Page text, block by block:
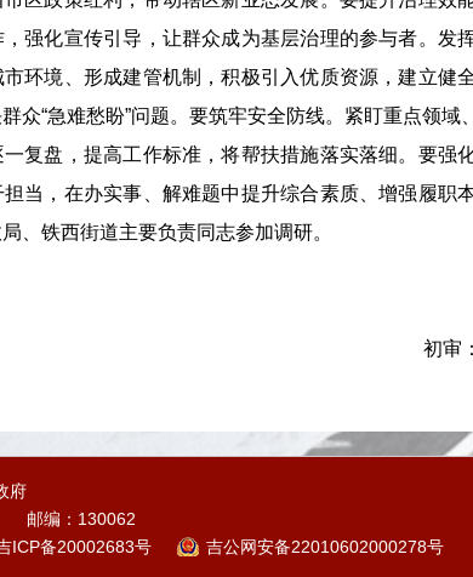
强化宣传引导，让群众成为基层治理的参与者。发
环境、形成建管机制，积极引入优质资源，建立健
众“急难愁盼”问题。要筑牢安全防线。紧盯重点领
复盘，提高工作标准，将帮扶措施落实落细。要强
当，在办实事、解难题中提升综合素质、增强履职
、铁西街道主要负责同志参加调研。
初
府
邮编：130062
ICP备20002683号
吉公网安备22010602000278号